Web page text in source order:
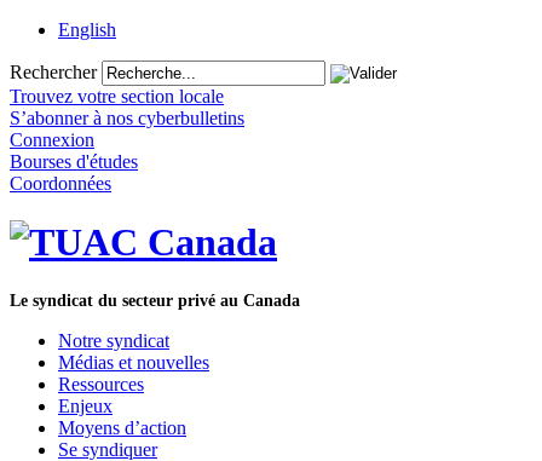
English
Rechercher
Trouvez votre section locale
S’abonner à nos cyberbulletins
Connexion
Bourses d'études
Coordonnées
Le syndicat du secteur privé au Canada
Notre syndicat
Médias et nouvelles
Ressources
Enjeux
Moyens d’action
Se syndiquer